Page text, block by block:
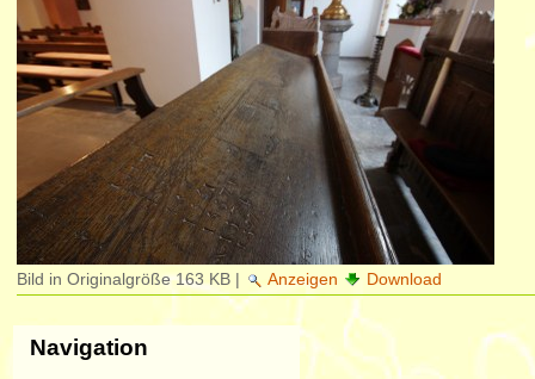
Bild in Originalgröße 163 KB | Anzeigen Download
Navigation